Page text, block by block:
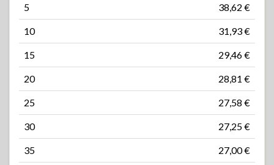
5 38,62 €
10 31,93 €
15 29,46 €
20 28,81 €
25 27,58 €
30 27,25 €
35 27,00 €